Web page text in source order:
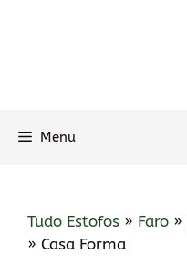
Menu
Tudo Estofos » Faro »
» Casa Forma